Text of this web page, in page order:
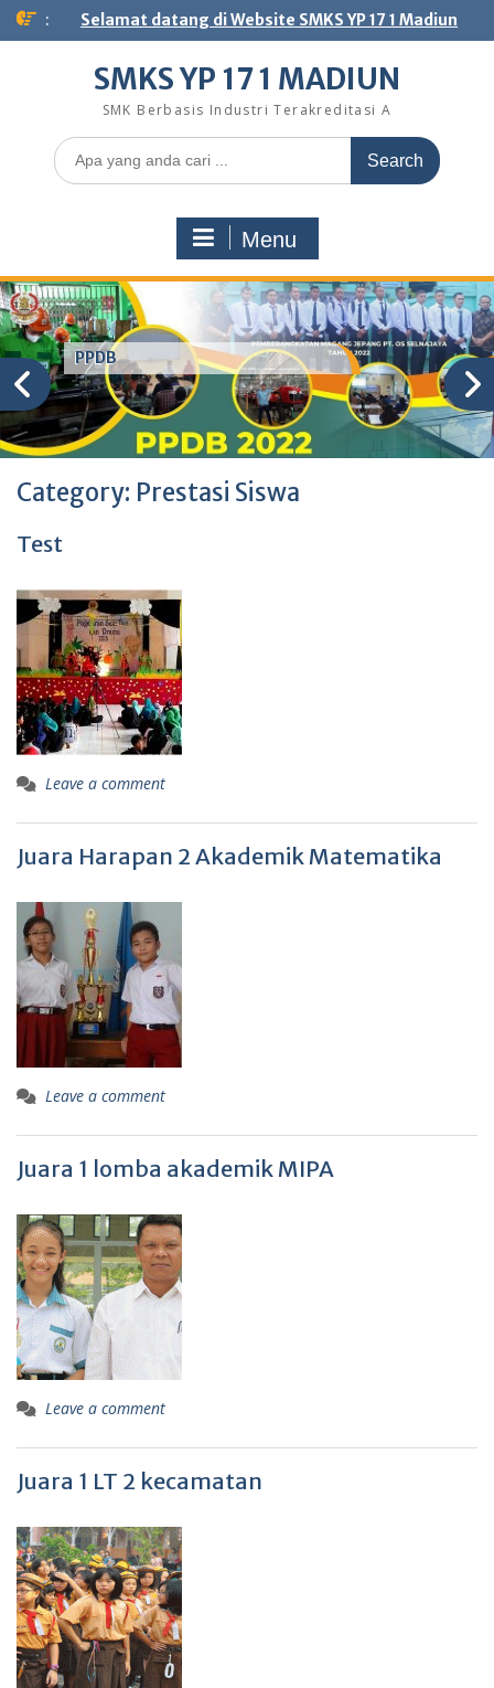
Skip
: Selamat datang di Website SMKS YP 17 1 Madiun
SMKS YP 17 1 MADIUN
SMK Berbasis Industri Terakreditasi A
Search
for:
Menu
PPDB
Category: Prestasi Siswa
Test
Leave a comment
Juara Harapan 2 Akademik Matematika
Leave a comment
Juara 1 lomba akademik MIPA
Leave a comment
Juara 1 LT 2 kecamatan